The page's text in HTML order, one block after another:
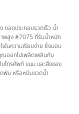
อดประกอบรวดเร็ว น้ำ
พสูง #7075 ที่รับน้ำหนัก
ในความเรียบง่าย ซึ่งมอบ
ณออกไปเพลิดเพลินกับ
บโทรศัพท์ ขนม และสิ่งของ
พับ หรือหนีบขวดน้ำ